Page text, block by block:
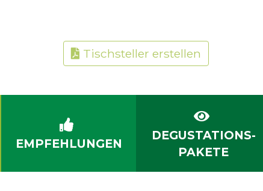
Tischsteller erstellen
EMPFEHLUNGEN
DEGUSTATIONS-
PAKETE